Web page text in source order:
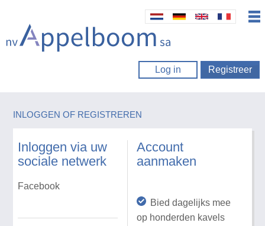
Log in Registreer
INLOGGEN OF REGISTREREN
Inloggen via uw
sociale netwerk
Facebook
Account
aanmaken
Bied dagelijks mee
op honderden kavels